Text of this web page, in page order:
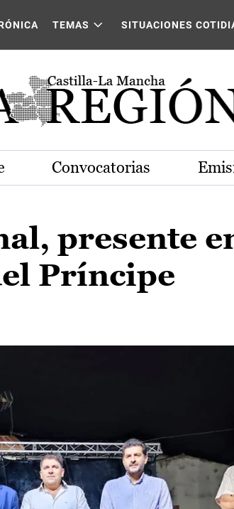
TEMAS SITUACIONES
Convocatorias
presente
Príncipe